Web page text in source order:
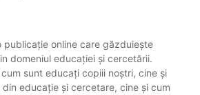
publicație online care găzduiește
domeniul educației și cercetării.
sunt educați copiii noștri, cine și
educație și cercetare, cine și cum